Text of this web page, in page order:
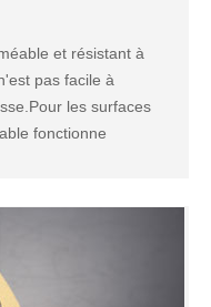
et résistant à
pas facile à
les surfaces
fonctionne